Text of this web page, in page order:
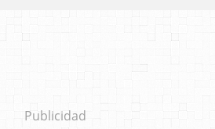
Publicidad